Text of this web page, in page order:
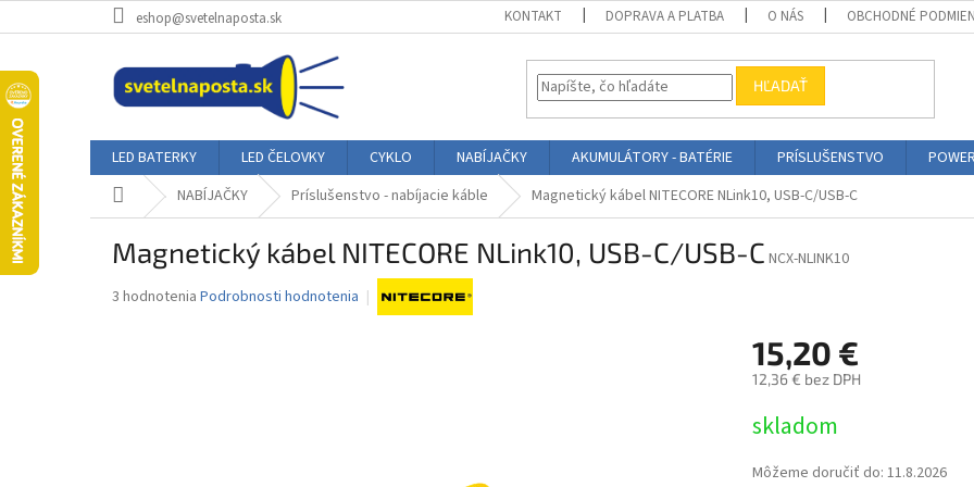
na
eshop@svetelnaposta.sk KONTAKT DOPRAVA A PLATBA O NÁS OBCHODNÉ
HĽADAŤ
LED BATERKY LED ČELOVKY CYKLO NABÍJAČKY AKUMULÁTORY - BATÉRIE PRÍSLUŠENSTVO
DomovNABÍJAČKY Príslušenstvo - nabíjacie káble Magnetický kábel NITECORE NLink10, USB-C/USB-C
Magnetický kábel NITECORE NLink10, USB-C/USB-C NCX-NLINK10
Priemerné
3 hodnotenia Podrobnosti hodnotenia
15,20 €
12,36 € bez DPH
cena:
skladom
Môžeme doručiť do: 11.8.2026